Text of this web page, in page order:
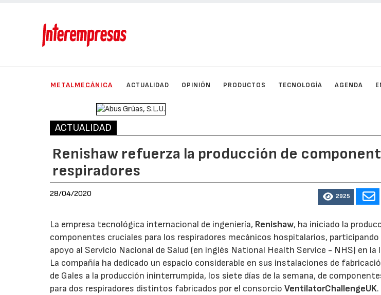
METALMECÁNICA ACTUALIDAD OPINIÓN PRODUCTOS TECNOLOGÍA AGENDA
ACTUALIDAD
Renishaw refuerza la producción de
respiradores
28/04/2020 2925
La empresa tecnológica internacional de ingeniería, Renishaw, ha iniciado la
componentes cruciales para los respiradores mecánicos hospitalarios,
apoyo al Servicio Nacional de Salud (en inglés National Health Service - NHS) en la
La compañía ha dedicado un espacio considerable en sus instalaciones de
de Gales a la producción ininterrumpida, los siete días de la semana, de
para dos respiradores distintos fabricados por el consorcioVentilatorChallengeUK